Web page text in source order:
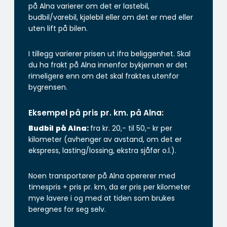
på Alna varierer om det er lastebil,
budbil/varebil, kjølebil eller om det er med eller
uten lift på bilen.
I tillegg varierer prisen ut ifra beliggenhet. Skal
du ha frakt på Alna innenfor bykjernen er det
rimeligere enn om det skal fraktes utenfor
bygrensen.
Eksempel på pris pr. km. på Alna:
Budbil på Alna: fra kr. 20,- til 50,- kr per
kilometer (avhenger av avstand, om det er
ekspress, lasting/lossing, ekstra sjåfør o.l.).
Noen transportører på Alna opererer med
timespris + pris pr. km, da er pris per kilometer
mye lavere i og med at tiden som brukes
beregnes for seg selv.